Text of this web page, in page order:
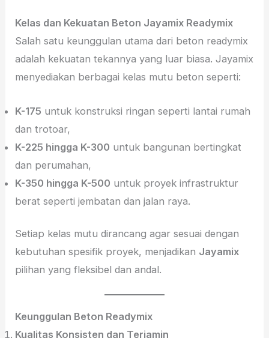
Kelas dan Kekuatan Beton Jayamix Readymix
Salah satu keunggulan utama dari beton readymix
adalah kekuatan tekannya yang luar biasa. Jayamix
menyediakan berbagai kelas mutu beton seperti:
K-175 untuk konstruksi ringan seperti lantai rumah
dan trotoar,
K-225 hingga K-300 untuk bangunan bertingkat
dan perumahan,
K-350 hingga K-500 untuk proyek infrastruktur
berat seperti jembatan dan jalan raya.
Setiap kelas mutu dirancang agar sesuai dengan
kebutuhan spesifik proyek, menjadikan Jayamix
pilihan yang fleksibel dan andal.
Keunggulan Beton Readymix
Kualitas Konsisten dan Terjamin